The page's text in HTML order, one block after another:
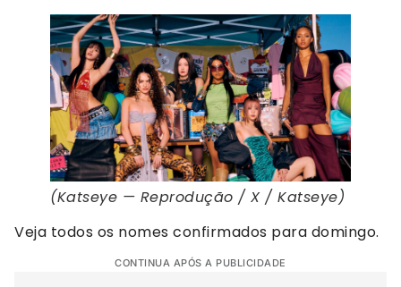
(Katseye — Reprodução / X / Katseye)
Veja todos os nomes confirmados para domingo.
CONTINUA APÓS A PUBLICIDADE